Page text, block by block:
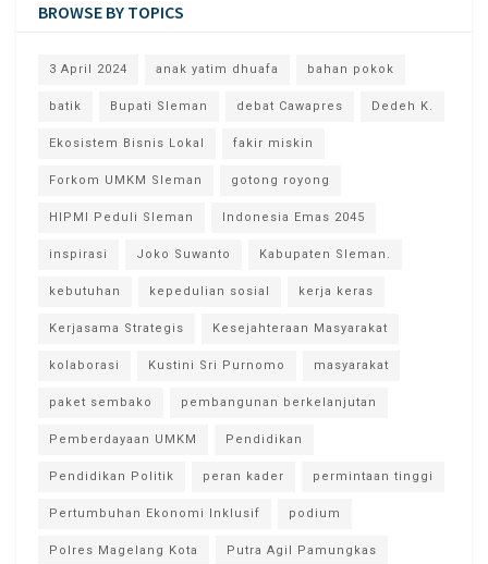
BROWSE BY TOPICS
3 April 2024 anak yatim dhuafa bahan pokok
batik Bupati Sleman debat Cawapres Dedeh K.
Ekosistem Bisnis Lokal fakir miskin
Forkom UMKM Sleman gotong royong
HIPMI Peduli Sleman Indonesia Emas 2045
inspirasi Joko Suwanto Kabupaten Sleman.
kebutuhan kepedulian sosial kerja keras
Kerjasama Strategis Kesejahteraan Masyarakat
kolaborasi Kustini Sri Purnomo masyarakat
paket sembako pembangunan berkelanjutan
Pemberdayaan UMKM Pendidikan
Pendidikan Politik peran kader permintaan tinggi
Pertumbuhan Ekonomi Inklusif podium
Polres Magelang Kota Putra Agil Pamungkas